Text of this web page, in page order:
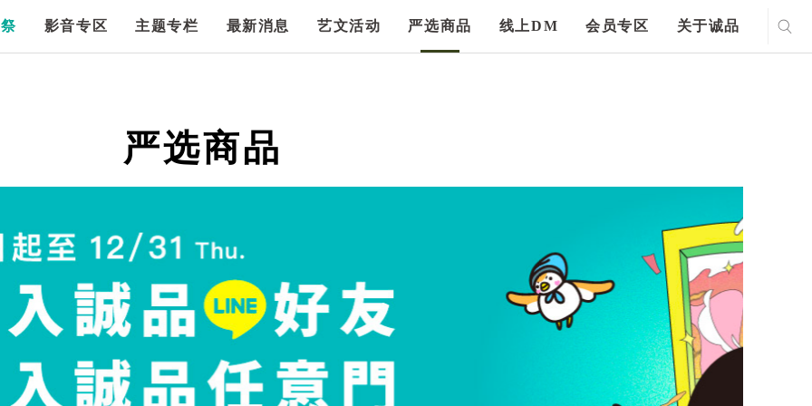
影音专区 主题专栏 最新消息 艺文活动 严选商品 线上DM 会员专区 关于诚品
严选商品